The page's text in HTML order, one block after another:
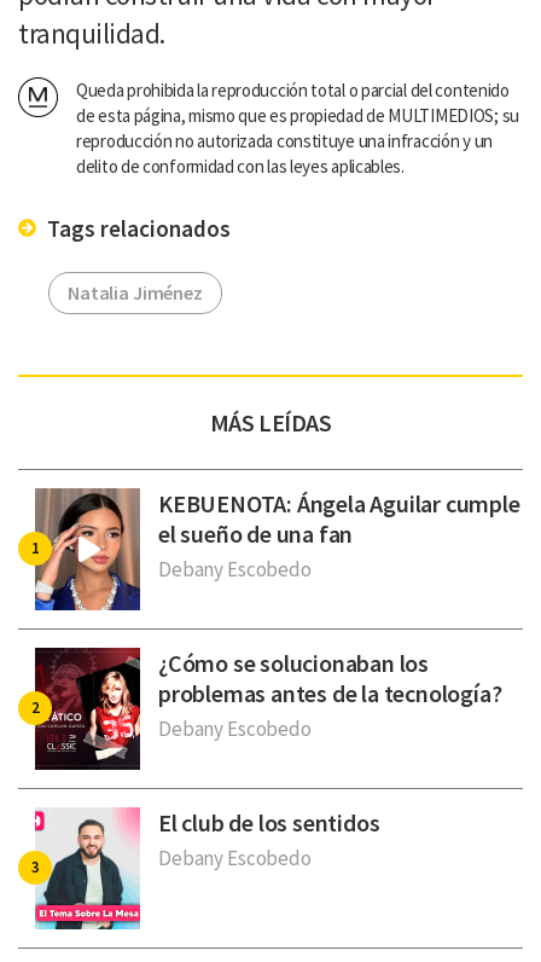
tranquilidad.
Queda prohibida la reproducción total o parcial del contenido
de esta página, mismo que es propiedad de MULTIMEDIOS; su
reproducción no autorizada constituye una infracción y un
delito de conformidad con las leyes aplicables.
Tags relacionados
Natalia Jiménez
MÁS LEÍDAS
KEBUENOTA: Ángela Aguilar cumple
el sueño de una fan
Debany Escobedo
¿Cómo se solucionaban los
problemas antes de la tecnología?
Debany Escobedo
El club de los sentidos
Debany Escobedo